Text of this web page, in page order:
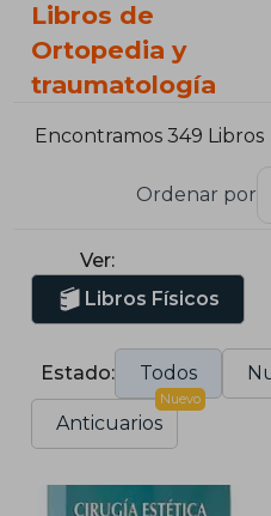
Libros de
Ortopedia y
traumatología
Encontramos 349 Libros
Ordenar por
Ver:
Libros Físicos
Estado: Todos
Anticuarios
Nuevo